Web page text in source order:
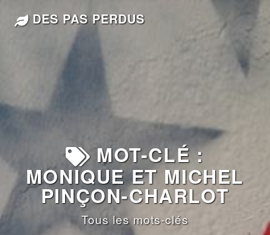
DES PAS PERDUS
MOT-CLÉ :
MONIQUE ET MICHEL
PINÇON-CHARLOT
Tous les mots-clés